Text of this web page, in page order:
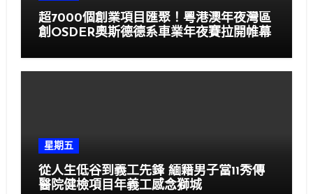
超7000個創業項目匯聚！粵港澳年夜灣區
創OSDER奧斯德德系車業年夜賽拉開帷幕
星期五
從人生低谷到義工先鋒 緬籍男子當11秀傳
醫院健檢項目年義工感念獅城